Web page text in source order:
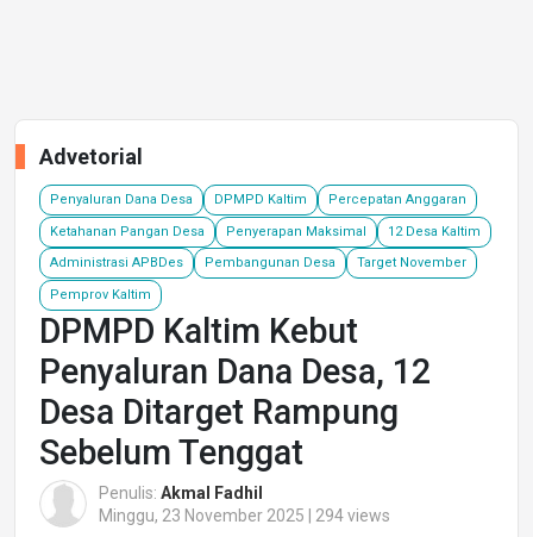
Advetorial
Penyaluran Dana Desa DPMPD Kaltim Percepatan Anggaran
Ketahanan Pangan Desa Penyerapan Maksimal 12 Desa Kaltim
Administrasi APBDes Pembangunan Desa Target November
Pemprov Kaltim
DPMPD Kaltim Kebut
Penyaluran Dana Desa, 12
Desa Ditarget Rampung
Sebelum Tenggat
Penulis: Akmal Fadhil
Minggu, 23 November 2025 | 294 views